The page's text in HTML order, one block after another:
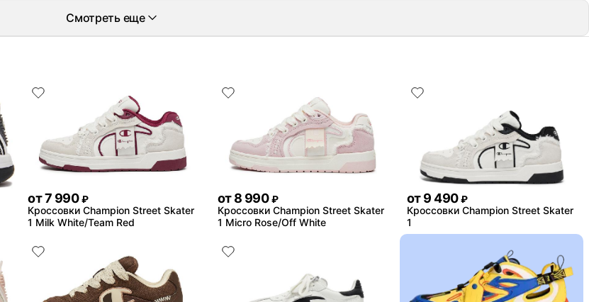
Смотреть еще
от7 990 ₽
Кроссовки Champion Street Skater
1 Milk White/Team Red
от 8 990 ₽
Кроссовки Champion Street Skater
1 Micro Rose/Off White
от 9 490 ₽
Кроссовки Champion Street Skater
1